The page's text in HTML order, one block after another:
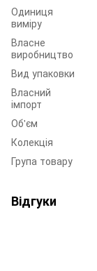
Одиниця
виміру
Власне
виробництво
Вид упаковки
Власний
імпорт
Об'єм
Колекція
Група товару
Відгуки